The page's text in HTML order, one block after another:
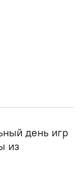
день игр
из